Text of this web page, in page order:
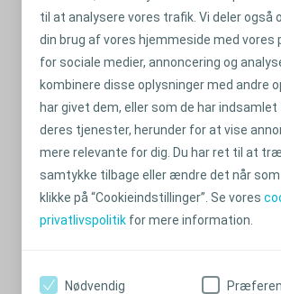
til at analysere vores trafik. Vi deler også
din brug af vores hjemmeside med vores
for sociale medier, annoncering og
kombinere disse oplysninger med andre
har givet dem, eller som de har
deres tjenester, herunder for at vise
mere relevante for dig. Du har ret til at
samtykke tilbage eller ændre det når
klikke på “Cookieindstillinger”. Se vores
privatlivspolitik for mere information.
Nødvendig
En guide til sund hud
Påsæt, fjern og tjek. Hvis du gør disse ting
generelt være muligt at holde hunden